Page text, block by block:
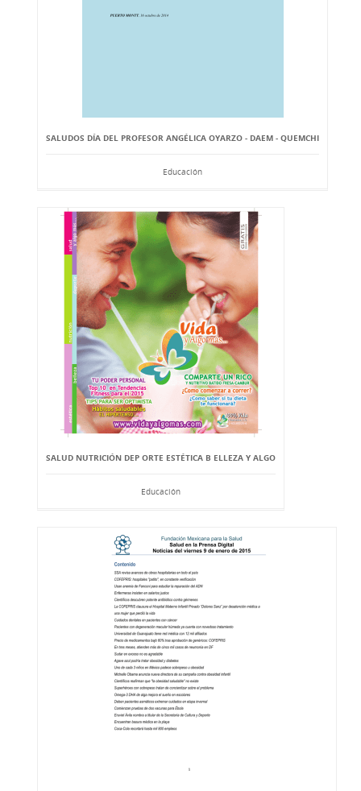
SALUDOS DÍA DEL PROFESOR ANGÉLICA OYARZO - DAEM - QUEMCHI
Educación
SALUD NUTRICIÓN DEP ORTE ESTÉTICA B ELLEZA Y ALGO
Educación